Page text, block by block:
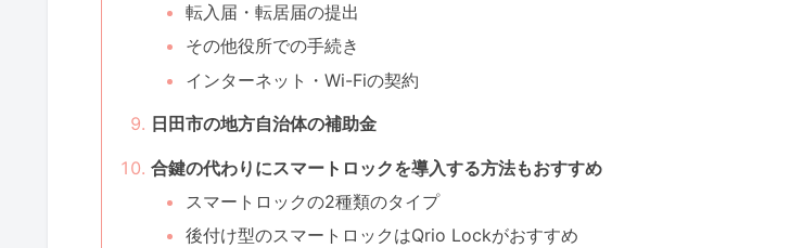
転入届・転居届の提出
その他役所での手続き
インターネット・Wi-Fiの契約
日田市の地方自治体の補助金
合鍵の代わりにスマートロックを導入する方法もおすすめ
スマートロックの2種類のタイプ
後付け型のスマートロックはQrio Lockがおすすめ